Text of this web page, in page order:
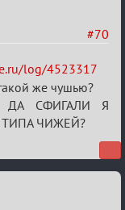
#70
log/4523317
же чушью?
ДА СФИГАЛИ Я
ЧИЖЕЙ?